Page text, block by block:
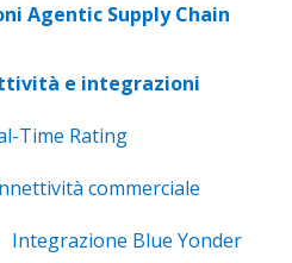
Agentic Supply Chain
e integrazioni
Time Rating
commerciale
Integrazione Blue Yonder